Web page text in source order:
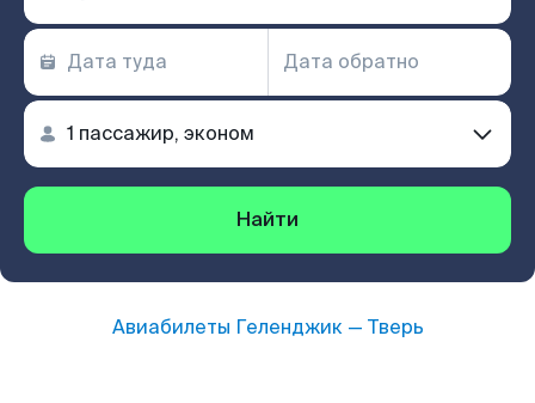
Найти
Авиабилеты Геленджик— Тверь